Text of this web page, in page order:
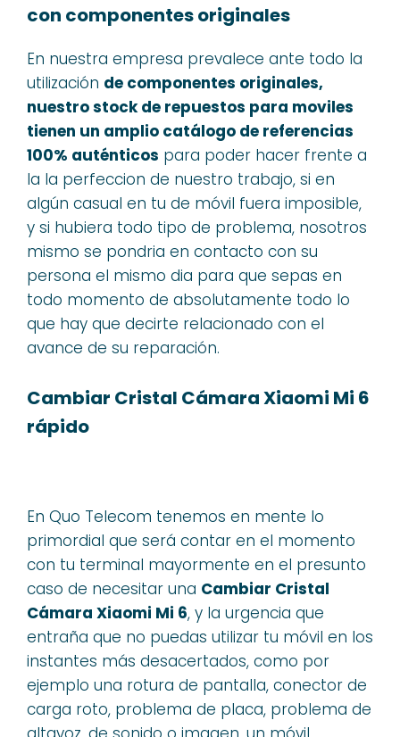
con componentes originales
En nuestra empresa prevalece ante todo la
utilización de componentes originales,
nuestro stock de repuestos para moviles
tienen un amplio catálogo de referencias
100% auténticos para poder hacer frente a
la la perfeccion de nuestro trabajo, si en
algún casual en tu de móvil fuera imposible,
y si hubiera todo tipo de problema, nosotros
mismo se pondria en contacto con su
persona el mismo dia para que sepas en
todo momento de absolutamente todo lo
que hay que decirte relacionado con el
avance de su reparación.
Cambiar Cristal Cámara Xiaomi Mi 6
rápido
En Quo Telecom tenemos en mente lo
primordial que será contar en el momento
con tu terminal mayormente en el presunto
caso de necesitar una Cambiar Cristal
Cámara Xiaomi Mi 6, y la urgencia que
entraña que no puedas utilizar tu móvil en los
instantes más desacertados, como por
ejemplo una rotura de pantalla, conector de
carga roto, problema de placa, problema de